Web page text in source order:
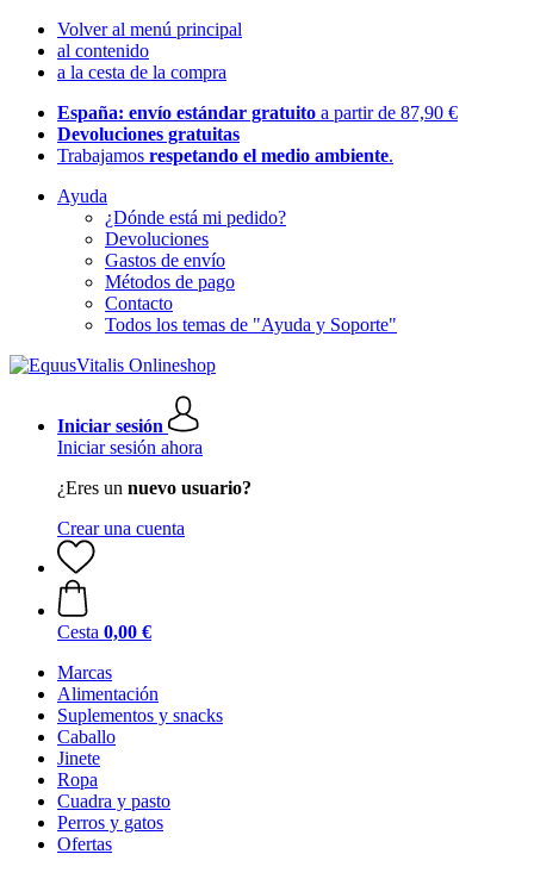
Volver al menú principal
al contenido
a la cesta de la compra
España: envío estándar gratuito a partir de 87,90 €
Devoluciones gratuitas
Trabajamos respetando el medio ambiente.
Ayuda
¿Dónde está mi pedido?
Devoluciones
Gastos de envío
Métodos de pago
Contacto
Todos los temas de "Ayuda y Soporte"
Iniciar sesión
Iniciar sesión ahora
¿Eres un nuevo usuario?
Crear una cuenta
Cesta 0,00 €
Marcas
Alimentación
Suplementos y snacks
Caballo
Jinete
Ropa
Cuadra y pasto
Perros y gatos
Ofertas